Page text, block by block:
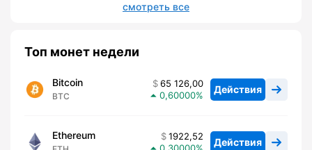
смотреть все
Топ монет недели
Bitcoin
BTC
65 126,00
0,60000
Действия
Ethereum
1922,52
Действия